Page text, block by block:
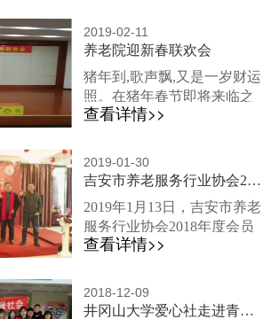
作，熟悉应急演练的程序和
要求，了解所有危险的可能
性及防范措施，使大家得到
锻炼，一旦发生事故，懂得
应该做什么、能够做什么、
使在院门口挂上了大红灯
笼，张贴起了春联，全院上
喜气洋洋，年味儿十足。
拜年这里要特别感谢过年
来院看望爷爷奶奶们的领导
来视察工作和给爷爷奶奶们
拜年。大年初一青原区民政
局陈荣根局长前来福利院看
望爷爷奶奶们，为他...
2019-02-11
养老院迎新春联欢会
猪年到,歌声飘,又是一岁财运
照。在猪年春节即将来临之
际，1月31日上午，青原区光
举办了迎新春联欢会，全院
爷爷奶奶、全体院领导、职
的到来。熊院长首先上台致
辞，向各位爷爷奶奶致以新
春的祝福。而后在主持人小
就开始了。本次联欢会内容
丰富，形式多样，舞蹈、歌
查看详情>>
2019-01-30
吉安市养老服务行业协会2019年迎新春联欢会
2019年1月13日，吉安市养老
服务行业协会2018年度会员
大会暨2019年迎新春联欢会
行，到场的社会各界单位
有：志仁养老康复中心、吉
查看详情>>
2018-12-09
井冈山大学爱心社走进青原区福利院